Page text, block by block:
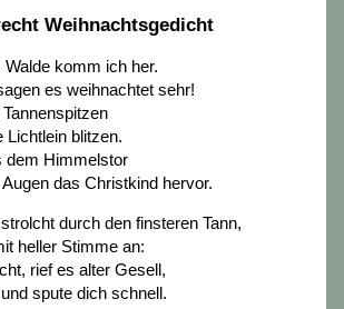
Weihnachtsgedicht
komm ich her.
es weihnachtet sehr!
Lichtlein blitzen.
dem Himmelstor
das Christkind hervor.
durch den finsteren Tann,
heller Stimme an:
rief es alter Gesell,
spute dich schnell.